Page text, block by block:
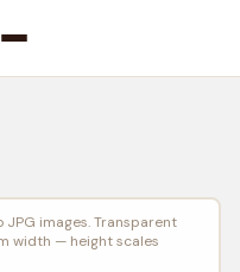
JPG images. Transparent
width — height scales